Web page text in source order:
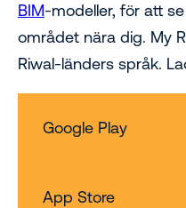
BIM-modeller, för att
området nära dig. My
Riwal-länders språk.
Google Play
App Store